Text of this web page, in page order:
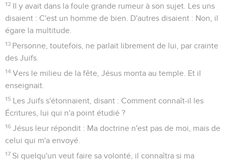
12 Il y avait dans la foule grande rumeur à son sujet. Les uns
disaient : C'est un homme de bien. D'autres disaient : Non, il
égare la multitude.
13 Personne, toutefois, ne parlait librement de lui, par crainte
des Juifs.
14 Vers le milieu de la fête, Jésus monta au temple. Et il
enseignait.
15 Les Juifs s'étonnaient, disant : Comment connaît-il les
Écritures, lui qui n'a point étudié ?
16 Jésus leur répondit : Ma doctrine n'est pas de moi, mais de
celui qui m'a envoyé.
17 Si quelqu'un veut faire sa volonté, il connaîtra si ma